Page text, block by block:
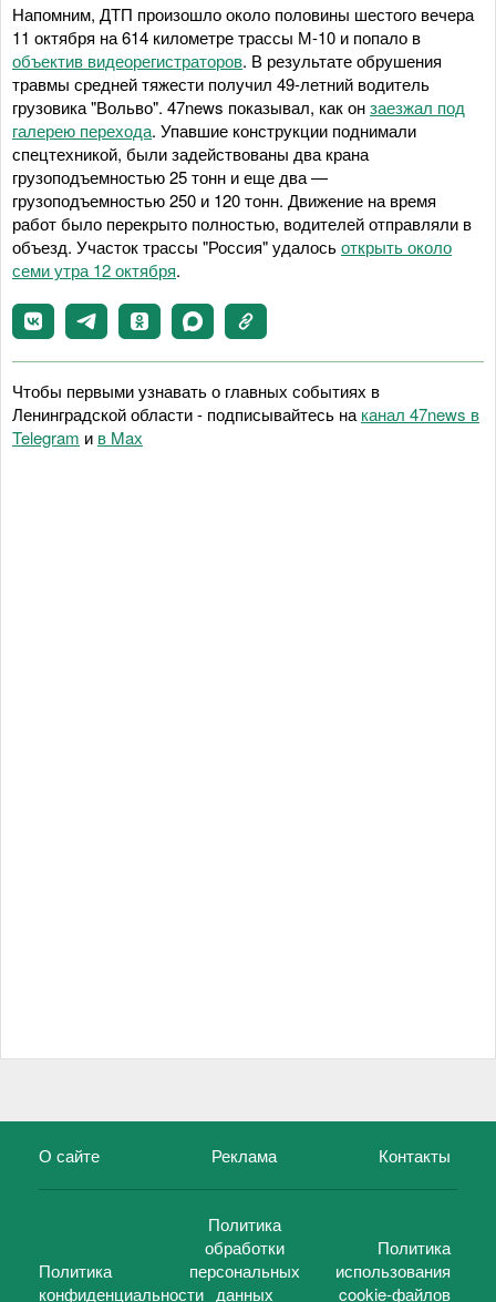
Напомним, ДТП произошло около половины шестого вечера
11 октября на 614 километре трассы М-10 и попало в
объектив видеорегистраторов. В результате обрушения
травмы средней тяжести получил 49-летний водитель
грузовика "Вольво". 47news показывал, как онзаезжал под
галерею перехода. Упавшие конструкции поднимали
спецтехникой, были задействованы два крана
грузоподъемностью 25 тонн и еще два —
грузоподъемностью 250 и 120 тонн. Движение на время
работ было перекрыто полностью, водителей отправляли в
объезд. Участок трассы "Россия" удалосьоткрыть около
семи утра 12 октября.
Чтобы первыми узнавать о главных событиях в
Ленинградской области - подписывайтесь на канал 47news в
Telegram и в Maх
О сайте Реклама Контакты
Политика
конфиденциальности
Политика
обработки
персональных
данных
Политика
использования
cookie-файлов